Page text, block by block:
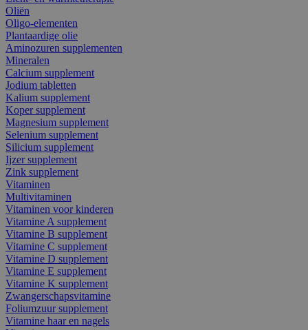
Oliën
Oligo-elementen
Plantaardige olie
Aminozuren supplementen
Mineralen
Calcium supplement
Jodium tabletten
Kalium supplement
Koper supplement
Magnesium supplement
Selenium supplement
Silicium supplement
Ijzer supplement
Zink supplement
Vitaminen
Multivitaminen
Vitaminen voor kinderen
Vitamine A supplement
Vitamine B supplement
Vitamine C supplement
Vitamine D supplement
Vitamine E supplement
Vitamine K supplement
Zwangerschapsvitamine
Foliumzuur supplement
Vitamine haar en nagels